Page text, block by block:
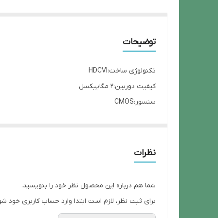
توضیحات
تکنولوژی ساخت:HDCVI
کیفیت دوربین:2 مگاپیکسل
سنسور:CMOS
ویژگی دوربین:استاندارد IP67
نظرات
شما هم درباره این محصول نظر خود را بنویسید.
برای ثبت نظر، لازم است ابتدا وارد حساب کاربری خود